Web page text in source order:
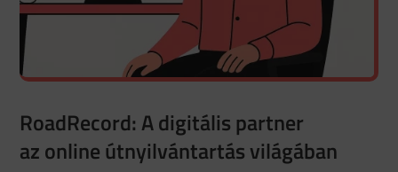
RoadRecord: A digitális partner
az online útnyilvántartás világában